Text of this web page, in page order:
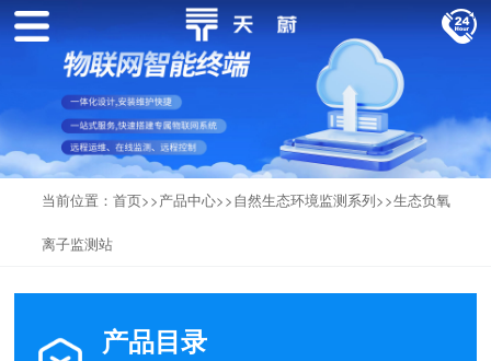
当前位置： 首页>>产品中心>>自然生态环境监测系列>>生态负氧
离子监测站
产品目录